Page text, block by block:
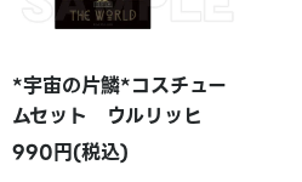
*宇宙の片鱗*コスチュー
ムセット ウルリッヒ
990円(税込)